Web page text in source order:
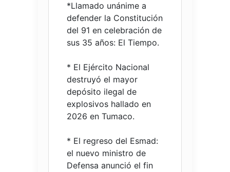
*Llamado unánime a
defender la Constitución
del 91 en celebración de
sus 35 años: El Tiempo.
* El Ejército Nacional
destruyó el mayor
depósito ilegal de
explosivos hallado en
2026 en Tumaco.
* El regreso del Esmad:
el nuevo ministro de
Defensa anunció el fin